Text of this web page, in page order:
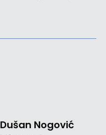
Dušan Nogović